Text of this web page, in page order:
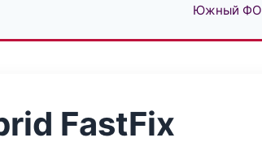
Южный ФО
FastFix